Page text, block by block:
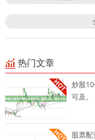
热门文章
炒股
可及。
股票